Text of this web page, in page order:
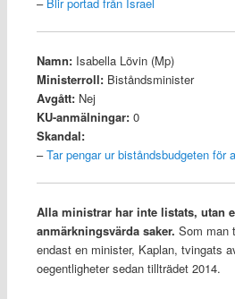
Namn:Isabella Lövin (Mp)
Ministerroll:Biståndsminister
Avgått:Nej
KU-anmälningar:0
Skandal:
–Tar pengar ur biståndsbudgeten för
Alla ministrar har inte listats, utan
anmärkningsvärda saker. Som man
endast en minister, Kaplan, tvingats
oegentligheter sedan tillträdet 2014.